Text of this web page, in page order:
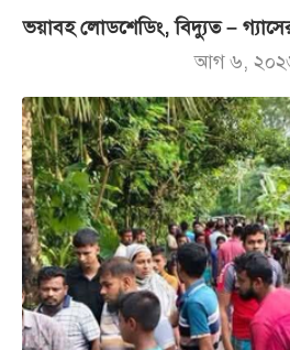
ভয়াবহ লোডশেডিং, বিদ্যুত –
আগ ৬,